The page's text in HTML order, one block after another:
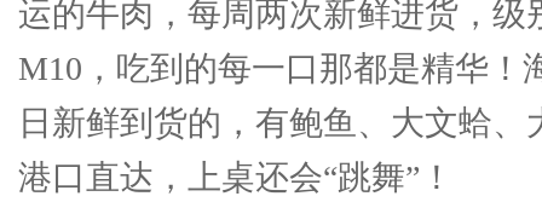
运的牛肉，每周两次新鲜进货，级
M10，吃到的每一口那都是精华！
日新鲜到货的，有鲍鱼、大文蛤、
港口直达，上桌还会“跳舞”！